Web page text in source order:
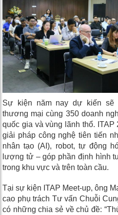
Sự kiện năm nay dự kiến sẽ
thương mại cùng 350 doanh
quốc gia và vùng lãnh thổ.
giải pháp công nghệ tiên tiến
nhân tạo (AI), robot, tự động
lượng tử – góp phần định hình
trong khu vực và trên toàn cầu.
Tại sự kiện ITAP Meet-up, ông
cao phụ trách Tư vấn Chuỗi
có những chia sẻ về chủ đề: